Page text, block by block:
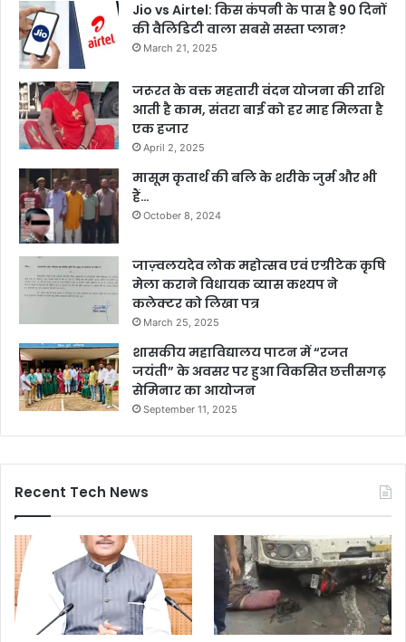
Jio vs Airtel: किस कंपनी के पास है 90 दिनों
की वैलिडिटी वाला सबसे सस्ता प्लान?
March 21, 2025
जरूरत के वक्त महतारी वंदन योजना की राशि
आती है काम, संतरा बाई को हर माह मिलता है
एक हजार
April 2, 2025
मासूम कृतार्थ की बलि के शरीके जुर्म और भी
हैं…
October 8, 2024
जाज़्वलयदेव लोक महोत्सव एवं एग्रीटेक कृषि
मेला कराने विधायक व्यास कश्यप ने
कलेक्टर को लिखा पत्र
March 25, 2025
शासकीय महाविद्यालय पाटन में “रजत
जयंती” के अवसर पर हुआ विकसित छत्तीसगढ़
सेमिनार का आयोजन
September 11, 2025
Recent Tech News